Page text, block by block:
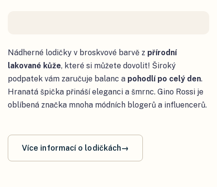
Nádherné lodičky v broskvové barvě z přírodní
lakované kůže, které si můžete dovolit! Široký
podpatek vám zaručuje balanc a pohodlí po celý den.
Hranatá špička přináší eleganci a šmrnc. Gino Rossi je
oblíbená značka mnoha módních blogerů a influencerů.
Více informací o lodičkách→